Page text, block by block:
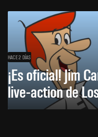
HACE 2 DÍAS
¡Es oficial! Jim
live-action de